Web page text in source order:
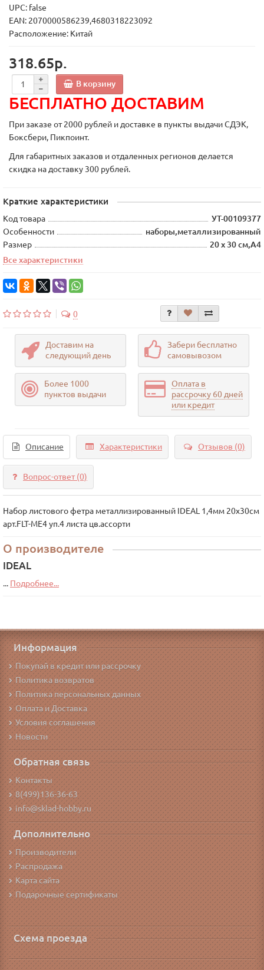
UPC: false
EAN: 2070000586239,4680318223092
Расположение: Китай
318.65р.
В корзину
БЕСПЛАТНО ДОСТАВИМ
При заказе от 2000 рублей и доставке в пункты выдачи СДЭК,
Боксбери, Пикпоинт.
Для габаритных заказов и отдаленных регионов делается
скидка на доставку 300 рублей.
Краткие характеристики
Код товара
УТ-00109377
Особенности
наборы,металлизированный
Размер
20 х 30 см,А4
Все характеристики
0
Доставим на
следующий день
Забери бесплатно
самовывозом
Более 1000
пунктов выдачи
Оплата в
рассрочку 60 дней
или кредит
Описание Характеристики Отзывов (0)
Вопрос-ответ(0)
Набор листового фетра металлизированный IDEAL 1,4мм 20х30см
арт.FLT-ME4 уп.4 листа цв.ассорти
О производителе
IDEAL
... Подробнее...
Информация
Покупай в кредит или рассрочку
Политика возвратов
Политика персональных данных
Оплата и Доставка
Условия соглашения
Новости
Обратная связь
Контакты
8(499)136-36-63
info@sklad-hobby.ru
Дополнительно
Производители
Распродажа
Карта сайта
Подарочные сертификаты
Схема проезда